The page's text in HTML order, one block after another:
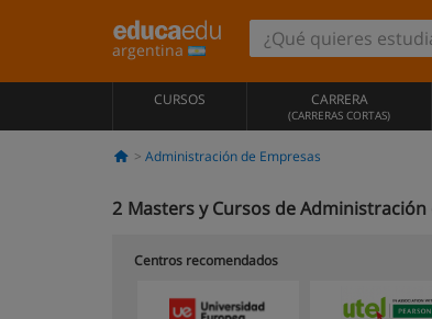
argentina
CURSOS CARRERA
(CARRERAS CORTAS)
Administración de Empresas
2 Masters y Cursos de
Centros recomendados